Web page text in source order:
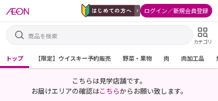
ログイン／新規会員登録
カテゴリ
トップ 【限定】ウイスキー予約販売 野菜・果物 肉 肉加工品
こちらは見学店舗です。
お届けエリアの確認はこちらからお願い致します。